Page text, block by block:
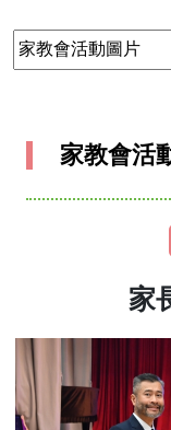
家教會活
家